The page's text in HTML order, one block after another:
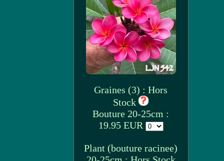
Graines (3) : Hors
Stock
Bouture 20-25cm :
19.95 EUR
Plant (bouture racinee)